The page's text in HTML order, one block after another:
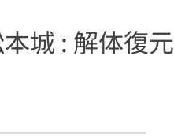
城 : 解体復元